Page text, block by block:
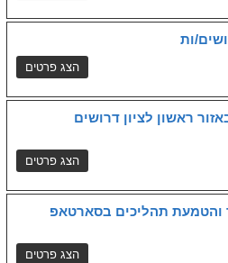
ות
ראשון לציון דרושים
והטמעת תהליכים בסארטאפ